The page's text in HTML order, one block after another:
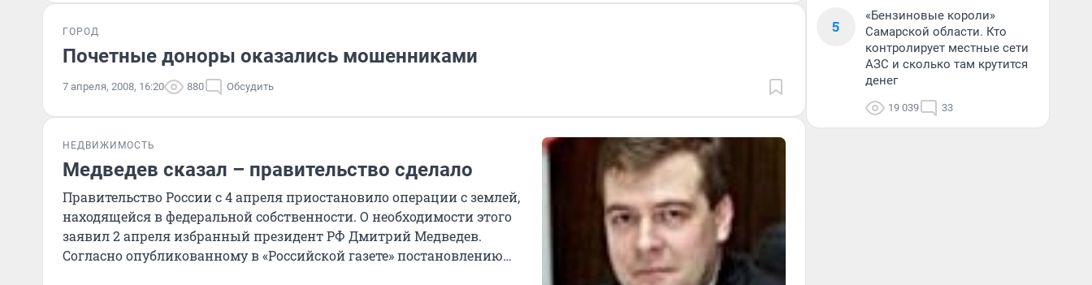
ГОРОД
Почетные доноры оказались мошенниками
7 апреля, 2008, 16:20 880 Обсудить
НЕДВИЖИМОСТЬ
Медведев сказал – правительство сделало
Правительство России с 4 апреля приостановило операции с землей,
находящейся в федеральной собственности. О необходимости этого
заявил 2 апреля избранный президент РФ Дмитрий Медведев.
Согласно опубликованному в «Российской газете» постановлению
5
«Бензиновые короли»
Самарской области. Кто
контролирует местные сети
АЗС и сколько там крутится
денег
19 039 33